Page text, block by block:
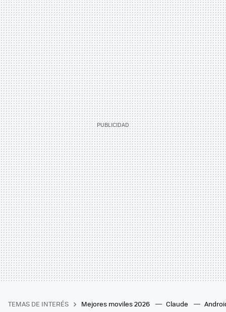
TEMAS DE INTERÉS Mejores moviles 2026 Claude